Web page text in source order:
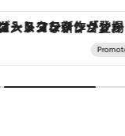
ートマティック」。旅愛好家のお気に入りコレクションから、ジェンダーレスな新作が登場